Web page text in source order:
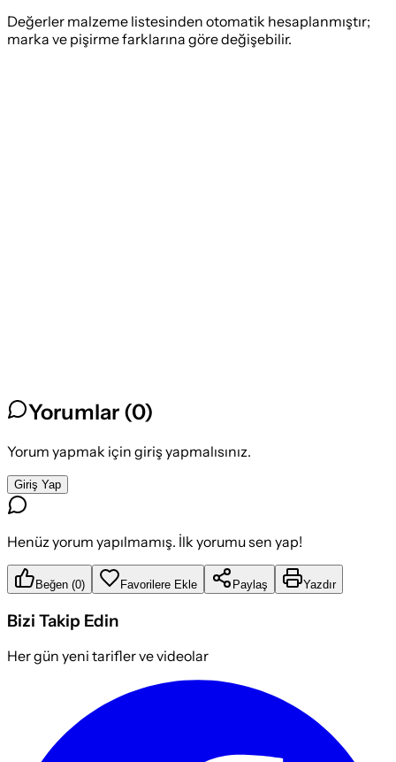
Değerler malzeme listesinden otomatik hesaplanmıştır;
marka ve pişirme farklarına göre değişebilir.
Yorumlar (0)
Yorum yapmak için giriş yapmalısınız.
Giriş Yap
Henüz yorum yapılmamış. İlk yorumu sen yap!
Beğen (0) Favorilere Ekle Paylaş Yazdır
Bizi Takip Edin
Her gün yeni tarifler ve videolar